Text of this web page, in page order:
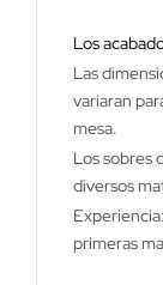
Los
Las
variaran
mesa.
Los sobres
diversos
primeras